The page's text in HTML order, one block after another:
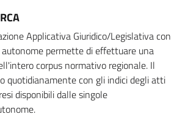
Applicativa Giuridico/Legislativa con
permette di effettuare una
corpus normativo regionale. Il
quotidianamente con gli indici degli atti
disponibili dalle singole